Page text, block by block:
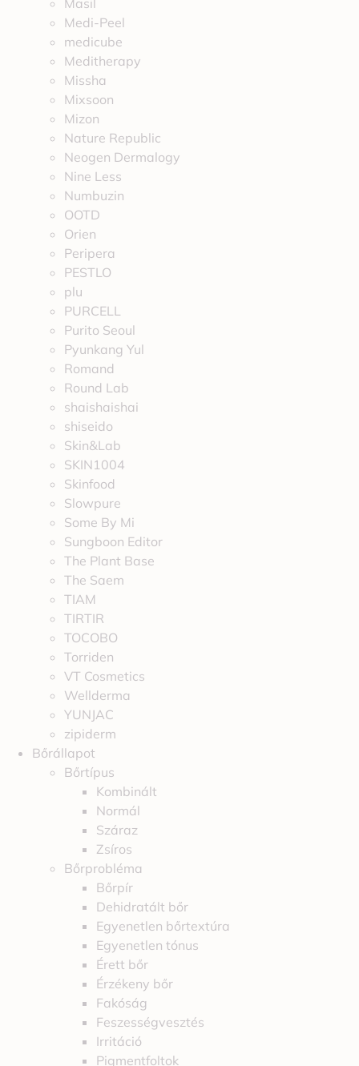
Masil
Medi-Peel
medicube
Meditherapy
Missha
Mixsoon
Mizon
Nature Republic
Neogen Dermalogy
Nine Less
Numbuzin
OOTD
Orien
Peripera
PESTLO
plu
PURCELL
Purito Seoul
Pyunkang Yul
Romand
Round Lab
shaishaishai
shiseido
Skin&Lab
SKIN1004
Skinfood
Slowpure
Some By Mi
Sungboon Editor
The Plant Base
The Saem
TIAM
TIRTIR
TOCOBO
Torriden
VT Cosmetics
Wellderma
YUNJAC
zipiderm
Bőrállapot
Bőrtípus
Kombinált
Normál
Száraz
Zsíros
Bőrprobléma
Bőrpír
Dehidratált bőr
Egyenetlen bőrtextúra
Egyenetlen tónus
Érett bőr
Érzékeny bőr
Fakóság
Feszességvesztés
Irritáció
Pigmentfoltok